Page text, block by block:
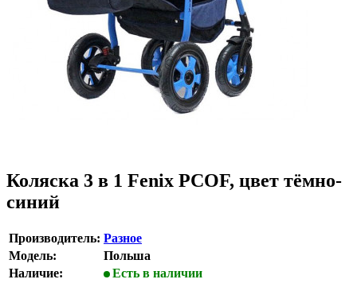
Коляска 3 в 1 Fenix PCOF, цвет тёмно-
синий
Производитель: Разное
Модель:
Польша
Наличие:
Есть в наличии